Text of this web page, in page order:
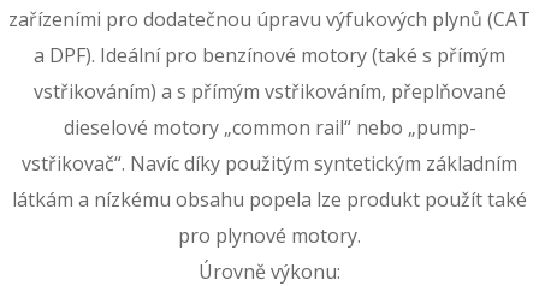
zařízeními pro dodatečnou úpravu výfukových plynů (CAT
a DPF). Ideální pro benzínové motory (také s přímým
vstřikováním) a s přímým vstřikováním, přeplňované
dieselové motory „common rail“ nebo „pump-
vstřikovač“. Navíc díky použitým syntetickým základním
látkám a nízkému obsahu popela lze produkt použít také
pro plynové motory.
Úrovně výkonu: